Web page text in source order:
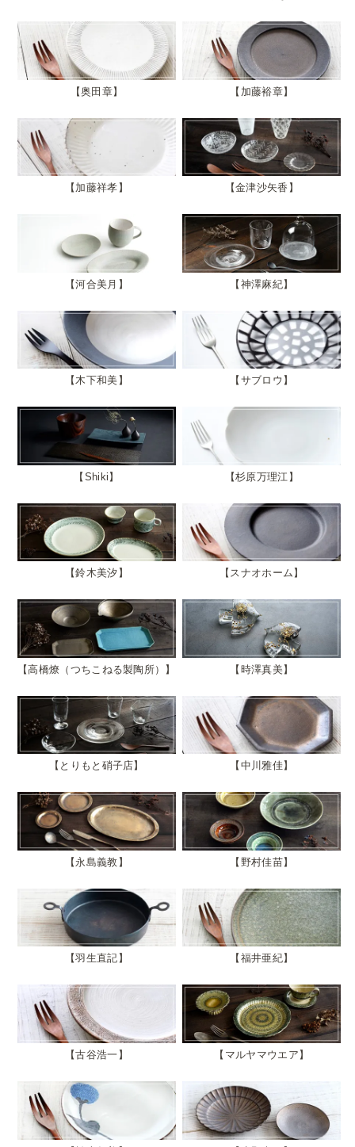
奥田章 加藤裕章
加藤祥孝 金津沙矢香
河合美月 神澤麻紀
木下和美 サブロウ
Shiki 杉原万理江
鈴木美汐 スナオホーム
高橋燎（つちこねる製陶所） 時澤真美
とりもと硝子店 中川雅佳
永島義教 野村佳苗
羽生直記 福井亜紀
古谷浩一 マルヤマウエア